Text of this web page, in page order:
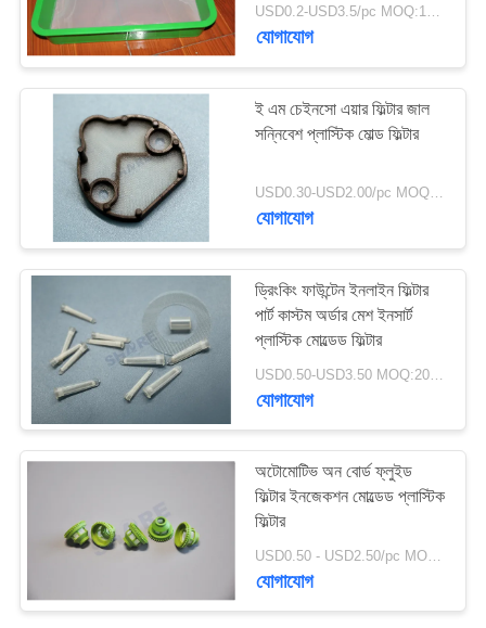
PRIVACY
POLICY
USD0.2-USD3.5/pc MOQ:100PCS
যোগাযোগ
ই এম চেইনসো এয়ার ফিল্টার জাল
সন্নিবেশ প্লাস্টিক মোল্ড ফিল্টার
USD0.30-USD2.00/pc MOQ:200PCS
যোগাযোগ
ড্রিংকিং ফাউন্টেন ইনলাইন ফিল্টার
পার্ট কাস্টম অর্ডার মেশ ইনসার্ট
প্লাস্টিক মোল্ডেড ফিল্টার
যোগাযোগ
অটোমোটিভ অন বোর্ড ফ্লুইড
ফিল্টার ইনজেকশন মোল্ডেড প্লাস্টিক
ফিল্টার
USD0.50 - USD2.50/pc MOQ:1000 পিসি
যোগাযোগ